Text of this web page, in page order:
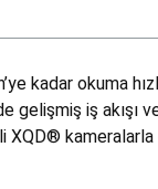
kadar okuma
gelişmiş iş akışı
kameralarla